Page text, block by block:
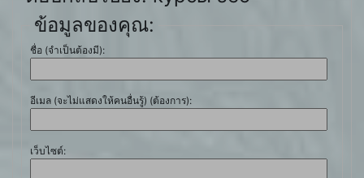
ข้อมูลของคุณ:
ชื่อ (จำเป็นต้องมี):
อีเมล (จะไม่แสดงให้คนอื่นรู้) (ต้องการ):
เว็บไซต์: